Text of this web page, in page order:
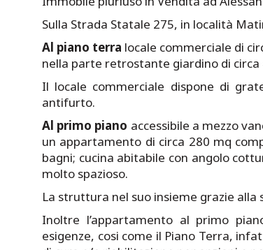
Sulla Strada Statale 275, in località
Al piano terra locale commerciale di
nella parte retrostante giardino di
Il locale commerciale dispone di
antifurto.
Al primo piano accessibile a mezzo
un appartamento di circa 280 mq
bagni; cucina abitabile con angolo
molto spazioso.
La struttura nel suo insieme grazie alla
Inoltre l’appartamento al primo
esigenze, cosi come il Piano Terra,